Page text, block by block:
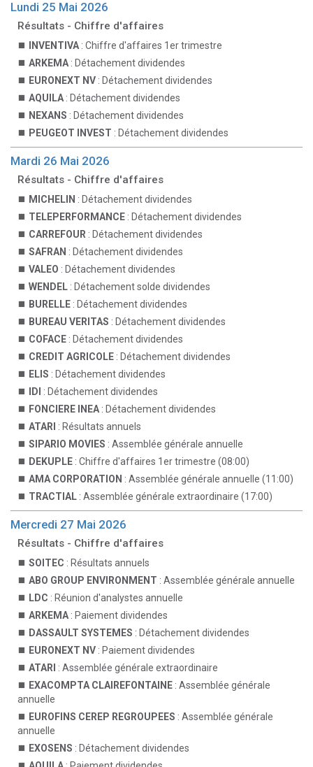
Lundi 25 Mai 2026
Résultats - Chiffre d'affaires
INVENTIVA : Chiffre d'affaires 1er trimestre
ARKEMA : Détachement dividendes
EURONEXT NV : Détachement dividendes
AQUILA : Détachement dividendes
NEXANS : Détachement dividendes
PEUGEOT INVEST : Détachement dividendes
Mardi 26 Mai 2026
Résultats - Chiffre d'affaires
MICHELIN : Détachement dividendes
TELEPERFORMANCE : Détachement dividendes
CARREFOUR : Détachement dividendes
SAFRAN : Détachement dividendes
VALEO : Détachement dividendes
WENDEL : Détachement solde dividendes
BURELLE : Détachement dividendes
BUREAU VERITAS : Détachement dividendes
COFACE : Détachement dividendes
CREDIT AGRICOLE : Détachement dividendes
ELIS : Détachement dividendes
IDI : Détachement dividendes
FONCIERE INEA : Détachement dividendes
ATARI : Résultats annuels
SIPARIO MOVIES : Assemblée générale annuelle
DEKUPLE : Chiffre d'affaires 1er trimestre (08:00)
AMA CORPORATION : Assemblée générale annuelle (11:00)
TRACTIAL : Assemblée générale extraordinaire (17:00)
Mercredi 27 Mai 2026
Résultats - Chiffre d'affaires
SOITEC : Résultats annuels
ABO GROUP ENVIRONMENT : Assemblée générale annuelle
LDC : Réunion d'analystes annuelle
ARKEMA : Paiement dividendes
DASSAULT SYSTEMES : Détachement dividendes
EURONEXT NV : Paiement dividendes
ATARI : Assemblée générale extraordinaire
EXACOMPTA CLAIREFONTAINE : Assemblée générale
annuelle
EUROFINS CEREP REGROUPEES : Assemblée générale
annuelle
EXOSENS : Détachement dividendes